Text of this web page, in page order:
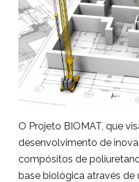
O Projeto BIOMAT, que
desenvolvimento de
compósitos de
base biológica através de